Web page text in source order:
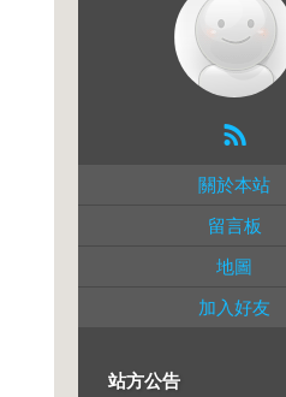
關於本站
留言板
地圖
加入好友
站方公告